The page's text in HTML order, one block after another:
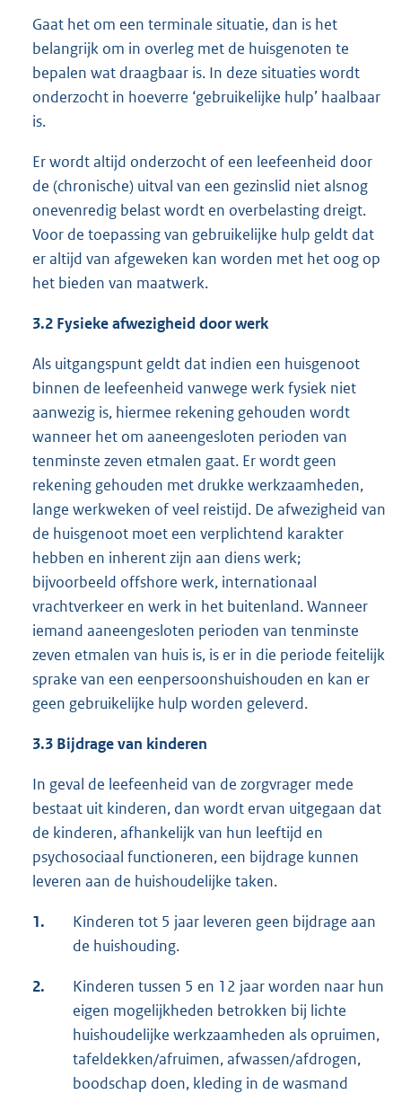
Gaat het om een terminale situatie, dan is het
belangrijk om in overleg met de huisgenoten te
bepalen wat draagbaar is. In deze situaties wordt
onderzocht in hoeverre ‘gebruikelijke hulp’ haalbaar
is.
Er wordt altijd onderzocht of een leefeenheid door
de (chronische) uitval van een gezinslid niet alsnog
onevenredig belast wordt en overbelasting dreigt.
Voor de toepassing van gebruikelijke hulp geldt dat
er altijd van afgeweken kan worden met het oog op
het bieden van maatwerk.
3.2 Fysieke afwezigheid door werk
Als uitgangspunt geldt dat indien een huisgenoot
binnen de leefeenheid vanwege werk fysiek niet
aanwezig is, hiermee rekening gehouden wordt
wanneer het om aaneengesloten perioden van
tenminste zeven etmalen gaat. Er wordt geen
rekening gehouden met drukke werkzaamheden,
lange werkweken of veel reistijd. De afwezigheid van
de huisgenoot moet een verplichtend karakter
hebben en inherent zijn aan diens werk;
bijvoorbeeld offshore werk, internationaal
vrachtverkeer en werk in het buitenland. Wanneer
iemand aaneengesloten perioden van tenminste
zeven etmalen van huis is, is er in die periode feitelijk
sprake van een eenpersoonshuishouden en kan er
geen gebruikelijke hulp worden geleverd.
3.3 Bijdrage van kinderen
In geval de leefeenheid van de zorgvrager mede
bestaat uit kinderen, dan wordt ervan uitgegaan dat
de kinderen, afhankelijk van hun leeftijd en
psychosociaal functioneren, een bijdrage kunnen
leveren aan de huishoudelijke taken.
1.
Kinderen tot 5 jaar leveren geen bijdrage aan
de huishouding.
2.
Kinderen tussen 5 en 12 jaar worden naar hun
eigen mogelijkheden betrokken bij lichte
huishoudelijke werkzaamheden als opruimen,
tafeldekken/afruimen, afwassen/afdrogen,
boodschap doen, kleding in de wasmand